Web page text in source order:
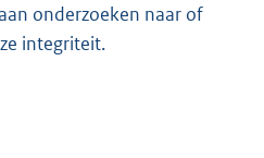
onderzoeken naar of
integriteit.